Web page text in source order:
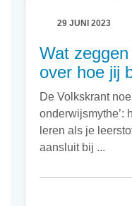
29 JUNI 2023
Wat
over hoe jij
De Volkskrant
onderwijsmythe’:
leren als je
aansluit bij ...